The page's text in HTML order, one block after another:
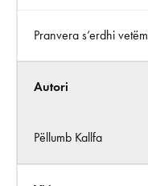
Pranvera s’erdhi vetëm
Autori
Pëllumb Kallfa